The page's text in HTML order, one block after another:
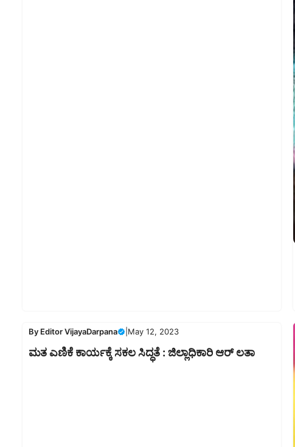
By Editor VijayaDarpana May 12, 2023
ಮತ ಎಣಿಕೆ ಕಾರ್ಯಕ್ಕೆ ಸಕಲ ಸಿದ್ಧತೆ : ಜಿಲ್ಲಾಧಿಕಾರಿ ಆರ್ ಲತಾ